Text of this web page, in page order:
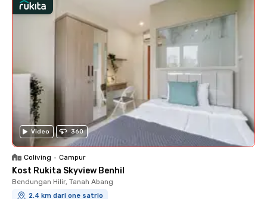
Video 360
Coliving • Campur
Kost Rukita Skyview Benhil
Bendungan Hilir, Tanah Abang
2.4 km dari one satrio